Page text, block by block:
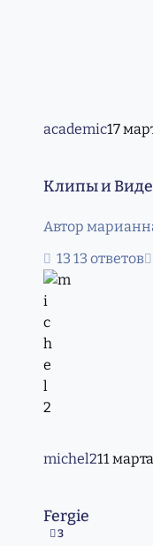
academic17
Клипы и
Автор
13 ответов
michel211
Fergie
3